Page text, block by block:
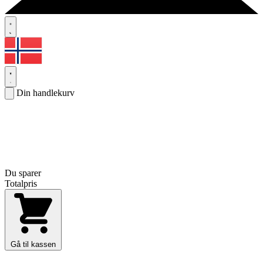
Din handlekurv
Du sparer
Totalpris
Gå til kassen